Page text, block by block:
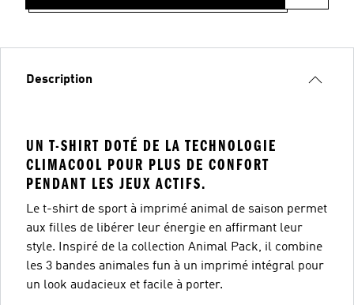
Description
UN T-SHIRT DOTÉ DE LA TECHNOLOGIE
CLIMACOOL POUR PLUS DE CONFORT
PENDANT LES JEUX ACTIFS.
Le t-shirt de sport à imprimé animal de saison permet
aux filles de libérer leur énergie en affirmant leur
style. Inspiré de la collection Animal Pack, il combine
les 3 bandes animales fun à un imprimé intégral pour
un look audacieux et facile à porter.